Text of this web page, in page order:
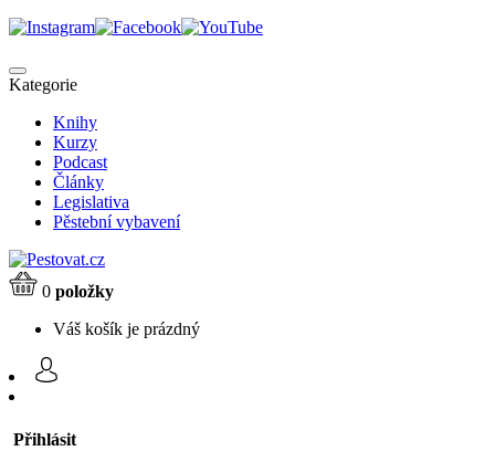
Kategorie
Knihy
Kurzy
Podcast
Články
Legislativa
Pěstební vybavení
0 položky
Váš košík je prázdný
Přihlásit